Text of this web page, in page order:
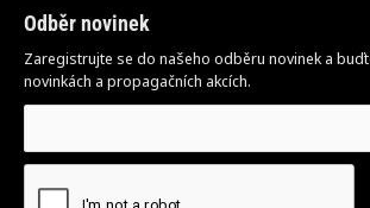
Odběr novinek
Zaregistrujte se do našeho odběru novinek a
novinkách a propagačních akcích.